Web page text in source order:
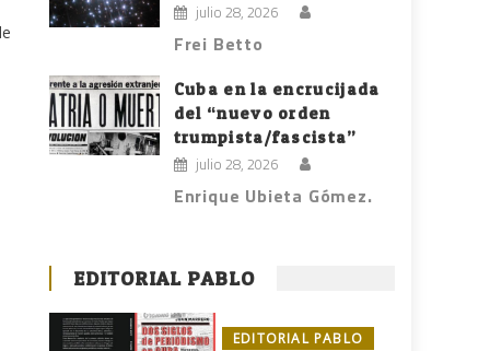
julio 28, 2026
Frei Betto
Cuba en la encrucijada
del “nuevo orden
trumpista/fascista”
julio 28, 2026
Enrique Ubieta Gómez.
EDITORIAL PABLO
EDITORIAL PABLO